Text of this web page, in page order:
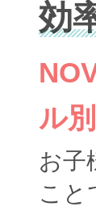
効
ル別
お子
こと